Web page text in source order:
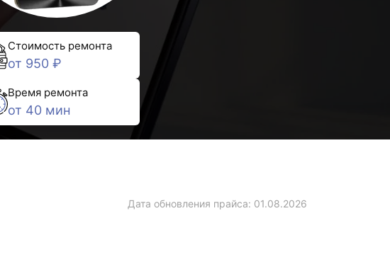
Стоимость ремонта
от 950 ₽
Время ремонта
от 40 мин
Дата обновления прайса: 01.08.2026